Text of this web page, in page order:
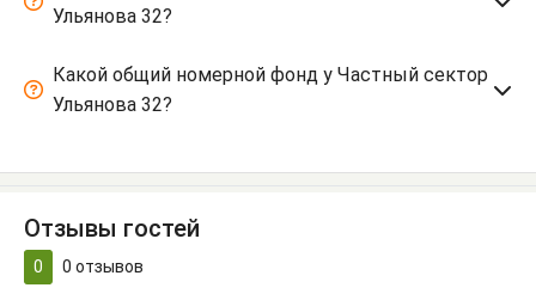
Ульянова 32?
Какой общий номерной фонд у Частный сектор
Ульянова 32?
Отзывы гостей
0 0 отзывов